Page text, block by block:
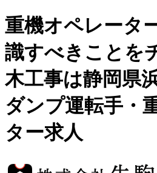
重機オペレータ
識すべきことを
木工事は静岡県
ダンプ運転手・
ター求人